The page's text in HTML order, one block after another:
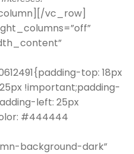
vc_row]
top: 18px
!important;padding-
left: 25px
#444444
background-dark”